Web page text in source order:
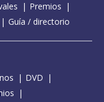
Premios
Guía / directorio
DVD